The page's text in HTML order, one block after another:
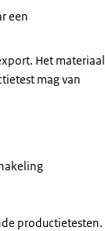
een
Het materiaal
mag van
productietesten.